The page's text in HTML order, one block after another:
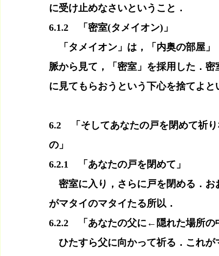
に受け止めなさいということ．
6.1.2　「密室(タメイオン)」
「タメイオン」は，「内奥の部屋」
脈から見て，「密室」を採用した．
に見てもらおうという下心を捨てよと
6.2　「そしてあなたの戸を閉めて祈
の」
6.2.1　「あなたの戸を閉めて」
密室に入り，さらに戸を閉める．お
がマタイのマタイたる所以．
6.2.2　「あなたの父に←隠れた場所の
ひたすら父に向かって祈る．これが